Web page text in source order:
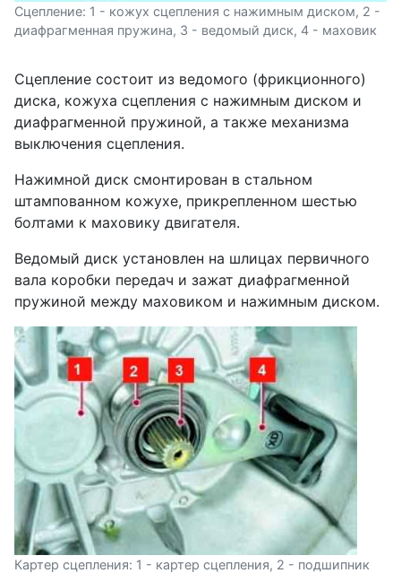
Сцепление: 1 - кожух сцепления с нажимным диском, 2 -
диафрагменная пружина, 3 - ведомый диск, 4 - маховик
Сцепление состоит из ведомого (фрикционного)
диска, кожуха сцепления с нажимным диском и
диафрагменной пружиной, а также механизма
выключения сцепления.
Нажимной диск смонтирован в стальном
штампованном кожухе, прикрепленном шестью
болтами к маховику двигателя.
Ведомый диск установлен на шлицах первичного
вала коробки передач и зажат диафрагменной
пружиной между маховиком и нажимным диском.
Картер сцепления: 1 - картер сцепления, 2 - подшипник